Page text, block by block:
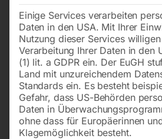
Ersatzfilter zu
Einige Services verarbeiten
Daten in den USA. Mit Ihrer
Nutzung dieser Services
Verarbeitung Ihrer Daten in den
(1) lit. a GDPR ein. Der EuGH
Land mit unzureichendem
Standards ein. Es besteht
Gefahr, dass US-Behörden
Daten in
ohne dass für Europäerinnen
Klagemöglichkeit besteht.